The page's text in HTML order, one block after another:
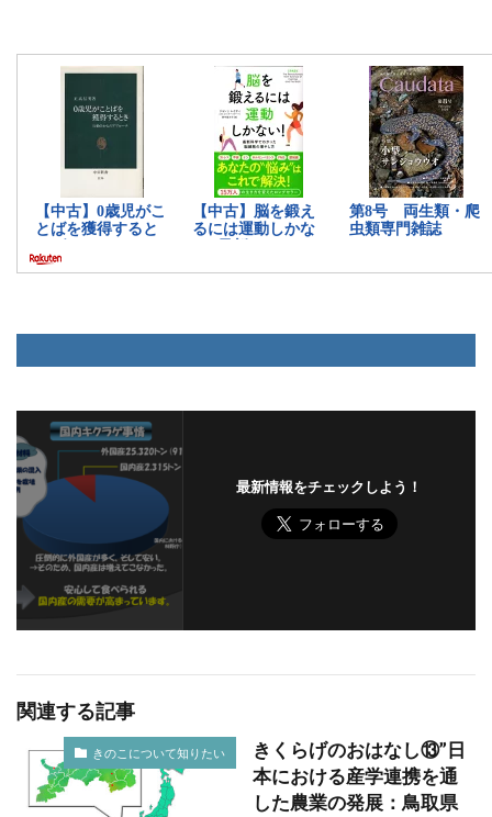
最新情報をチェックしよう！
関連する記事
きのこについて知りたい
きくらげのおはなし⑬”日
本における産学連携を通
した農業の発展：鳥取県